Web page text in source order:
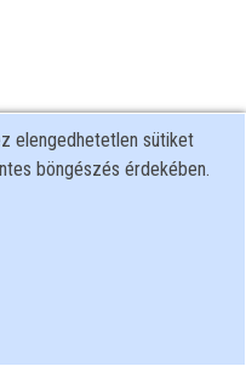
elengedhetetlen sütiket
böngészés érdekében.